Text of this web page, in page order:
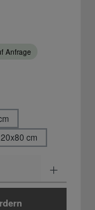
Anfrage
cm